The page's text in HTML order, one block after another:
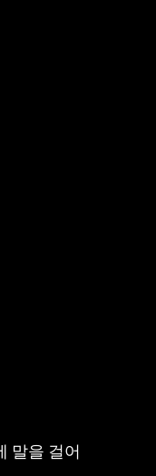
말을 걸어